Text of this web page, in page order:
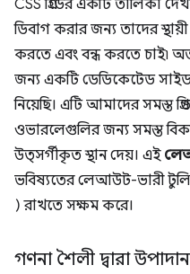
CSS গ্রিডের একটি তালিকা
ডিবাগ করার জন্য তাদের
করতে এবং বন্ধ করতে চাই৷
জন্য একটি ডেডিকেটেড
নিয়েছি। এটি আমাদের সমস্ত
ওভারলেগুলির জন্য সমস্ত
উত্সর্গীকৃত স্থান দেয়। এই
ভবিষ্যতের লেআউট-ভারী
) রাখতে সক্ষম করে।
গণনা শৈলী দ্বারা